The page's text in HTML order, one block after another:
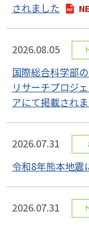
されました
2026.08.05
国際総合科学部
リサーチプロジ
アにて掲載され
2026.07.31
令和8年熊本地震
2026.07.31